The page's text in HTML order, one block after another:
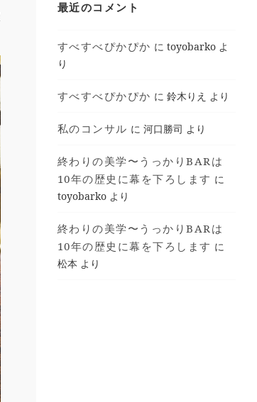
最近のコメント
すべすべぴかぴか に toyobarko よ
り
すべすべぴかぴか に 鈴木りえ より
私のコンサル に 河口勝司 より
終わりの美学〜うっかりBARは
10年の歴史に幕を下ろします に
toyobarko より
終わりの美学〜うっかりBARは
10年の歴史に幕を下ろします に
松本 より